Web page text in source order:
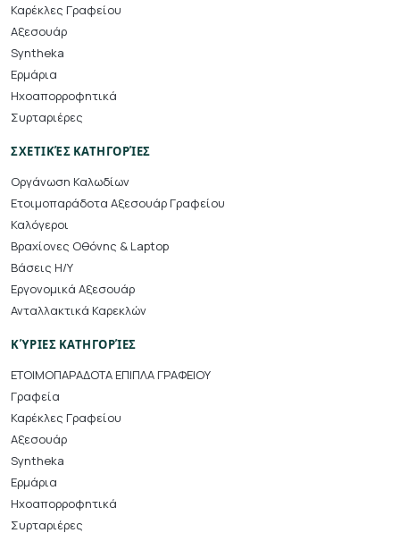
Καρέκλες Γραφείου
Αξεσουάρ
Syntheka
Ερμάρια
Ηχοαπορροφητικά
Συρταριέρες
ΣΧΕΤΙΚΈΣ ΚΑΤΗΓΟΡΊΕΣ
Οργάνωση Καλωδίων
Ετοιμοπαράδοτα Αξεσουάρ Γραφείου
Καλόγεροι
Βραχίονες Οθόνης & Laptop
Βάσεις Η/Υ
Εργονομικά Αξεσουάρ
Ανταλλακτικά Καρεκλών
ΚΎΡΙΕΣ ΚΑΤΗΓΟΡΊΕΣ
ΕΤΟΙΜΟΠΑΡΑΔΟΤΑ ΕΠΙΠΛΑ ΓΡΑΦΕΙΟΥ
Γραφεία
Καρέκλες Γραφείου
Αξεσουάρ
Syntheka
Ερμάρια
Ηχοαπορροφητικά
Συρταριέρες